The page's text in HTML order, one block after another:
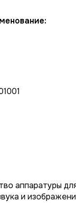
аппаратуры
и